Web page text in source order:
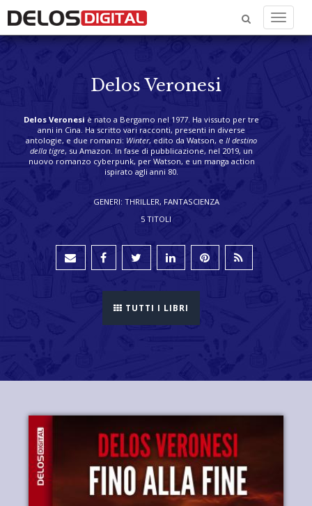
Menu
Delos Veronesi
Delos Veronesi è nato a Bergamo nel 1977. Ha vissuto per tre
anni in Cina. Ha scritto vari racconti, presenti in diverse
antologie, e due romanzi: Winter, edito da Watson, e Il destino
della tigre, su Amazon. In fase di pubblicazione, nel 2019, un
nuovo romanzo cyberpunk, per Watson, e un manga action
ispirato agli anni 80.
GENERI: THRILLER, FANTASCIENZA
5 TITOLI
TUTTI I LIBRI